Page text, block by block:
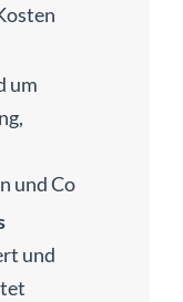
um
und Co
und